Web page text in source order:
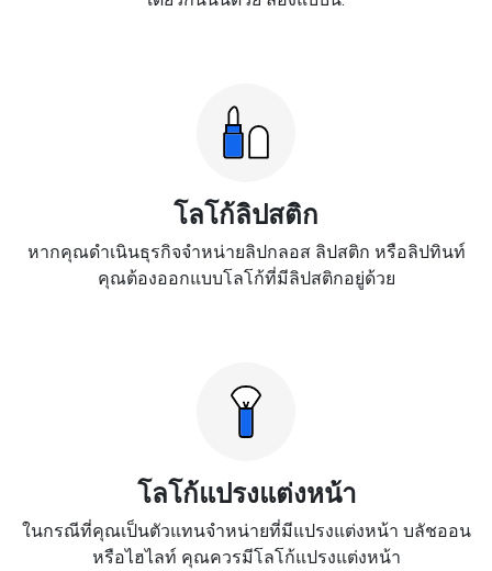
โลโก้ลิปสติก
หากคุณดำเนินธุรกิจจำหน่ายลิปกลอส ลิปสติก หรือลิปทินท์
คุณต้องออกแบบโลโก้ที่มีลิปสติกอยู่ด้วย
โลโก้แปรงแต่งหน้า
ในกรณีที่คุณเป็นตัวแทนจำหน่ายที่มีแปรงแต่งหน้า บลัชออน
หรือไฮไลท์ คุณควรมีโลโก้แปรงแต่งหน้า